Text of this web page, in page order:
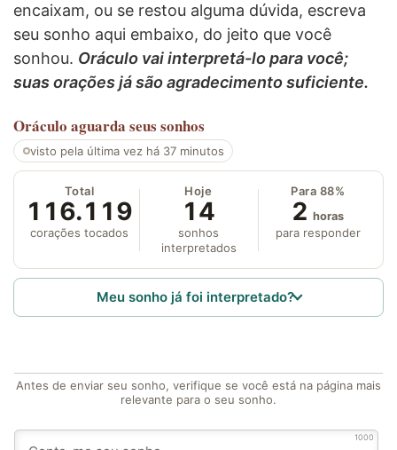
encaixam, ou se restou alguma dúvida, escreva
seu sonho aqui embaixo, do jeito que você
sonhou. Oráculo vai interpretá-lo para você;
suas orações já são agradecimento suficiente.
Oráculo aguarda seus sonhos
visto pela última vez há 37 minutos
Total
116.119
corações tocados
Hoje
14
sonhos
interpretados
Para 88%
2 horas
para responder
Meu sonho já foi interpretado?
Antes de enviar seu sonho, verifique se você está na página mais
relevante para o seu sonho.
1000